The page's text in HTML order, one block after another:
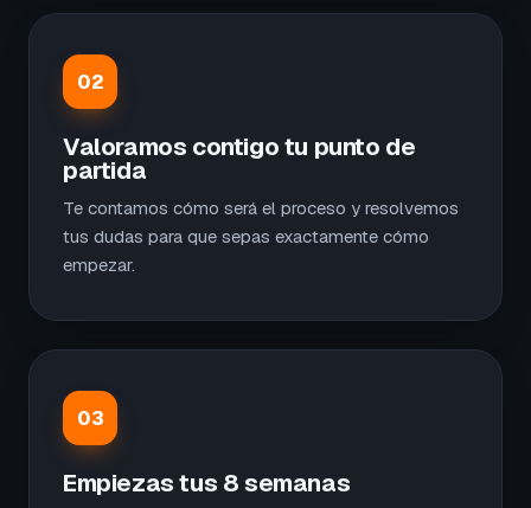
02
Valoramos contigo tu punto de
partida
Te contamos cómo será el proceso y resolvemos
tus dudas para que sepas exactamente cómo
empezar.
03
Empiezas tus 8 semanas